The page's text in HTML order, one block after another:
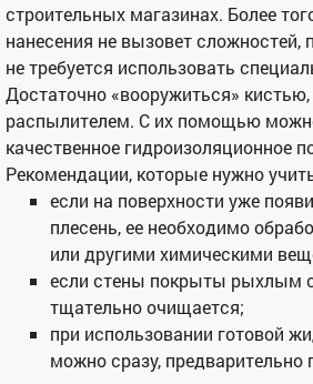
строительных магазинах. Более
нанесения не вызовет сложностей,
не требуется использовать
Достаточно «вооружиться»
распылителем. С их помощью
качественное гидроизоляционное
Рекомендации, которые нужно
если на поверхности уже
плесень, ее необходимо
или другими химическими
если стены покрыты рыхлым
тщательно очищается;
при использовании готовой
можно сразу, предварительно